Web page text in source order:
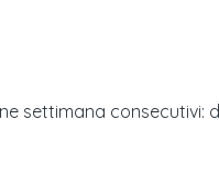
settimana consecutivi: